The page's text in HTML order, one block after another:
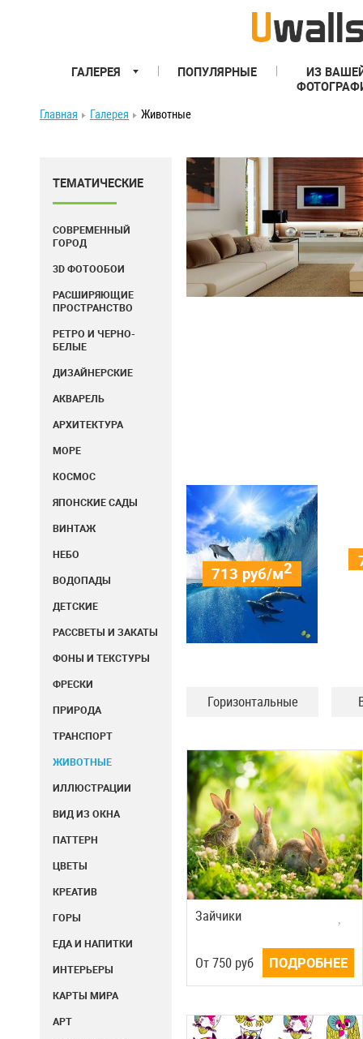
ГАЛЕРЕЯ ПОПУЛЯРНЫЕ
ИЗ
Главная
Галерея Животные
ТЕМАТИЧЕСКИЕ
СОВРЕМЕННЫЙ
ГОРОД
3D ФОТООБОИ
РАСШИРЯЮЩИЕ
ПРОСТРАНСТВО
РЕТРО И ЧЕРНО-
БЕЛЫЕ
ДИЗАЙНЕРСКИЕ
АКВАРЕЛЬ
АРХИТЕКТУРА
МОРЕ
КОСМОС
ЯПОНСКИЕ САДЫ
ВИНТАЖ
НЕБО
ВОДОПАДЫ
ДЕТСКИЕ
РАССВЕТЫ И ЗАКАТЫ
ФОНЫ И ТЕКСТУРЫ
ФРЕСКИ
ПРИРОДА
ТРАНСПОРТ
ЖИВОТНЫЕ
ИЛЛЮСТРАЦИИ
ВИД ИЗ ОКНА
ПАТТЕРН
ЦВЕТЫ
КРЕАТИВ
ГОРЫ
ЕДА И НАПИТКИ
ИНТЕРЬЕРЫ
КАРТЫ МИРА
АРТ
713 руб/м2
Горизонтальные
Зайчики
Oт750руб ПОДРОБНЕЕ